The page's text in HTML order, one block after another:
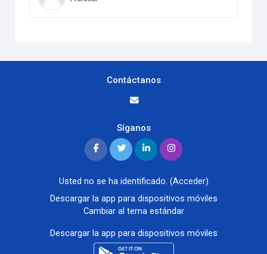
Contáctanos
Síganos
Usted no se ha identificado. (Acceder)
Descargar la app para dispositivos móviles
Cambiar al tema estándar
Descargar la app para dispositivos móviles